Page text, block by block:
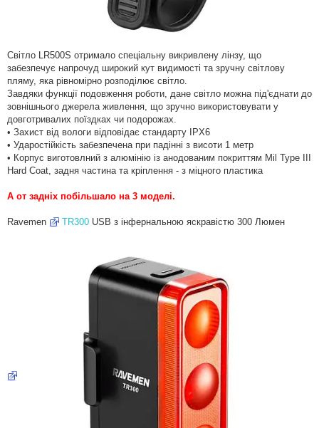
Світло LR500S отримало спеціальну викривлену лінзу, що
забезпечує напрочуд широкий кут видимості та зручну світлову
пляму, яка рівномірно розподілює світло.
Завдяки функції подовження роботи, дане світло можна під'єднати до
зовнішнього джерела живлення, що зручно використовувати у
довготривалих поїздках чи подорожах.
• Захист від вологи відповідає стандарту IPX6
• Ударостійкість забезпечена при падінні з висоти 1 метр
• Корпус виготовлний з алюмінію із анодованим покриттям Mil Type III
Hard Coat, задня частина та кріплення - з міцного пластика
А от задніх побільшало на 3 моделі.
Ravemen TR300 USB з інфернальною яскравістю 300 Люмен